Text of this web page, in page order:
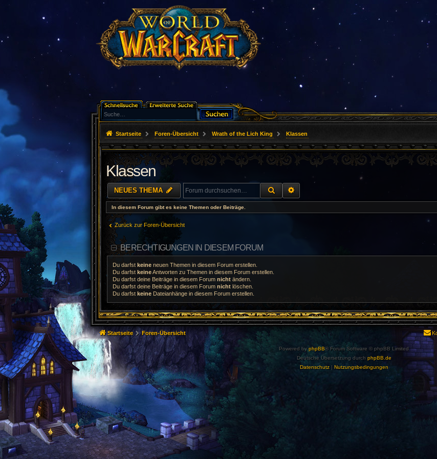
Startseite Foren-Übersicht Wrath of the Lich King Klassen
Klassen
NEUES THEMA SUCHE
In diesem Forum gibt es keine Themen oder Beiträge.
Zurück zur Foren-Übersicht
BERECHTIGUNGEN IN DIESEM FORUM
Du darfst keine neuen Themen in diesem Forum erstellen.
Du darfst keineAntworten zu Themen in diesem Forum erstellen.
Du darfst deine Beiträge in diesem Forum nicht ändern.
Du darfst deine Beiträge in diesem Forum nicht löschen.
Du darfst keine Dateianhänge in diesem Forum erstellen.
Startseite Foren-Übersicht
Powered byphpBB® Forum Software © phpBB Limited
Deutsche Übersetzung durch phpBB.de
Datenschutz| Nutzungsbedingungen